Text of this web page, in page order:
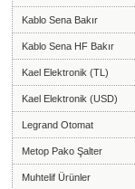
Kablo Sena Bakır
Kablo Sena HF Bakır
Kael Elektronik (TL)
Kael Elektronik (USD)
Legrand Otomat
Metop Pako Şalter
Muhtelif Ürünler